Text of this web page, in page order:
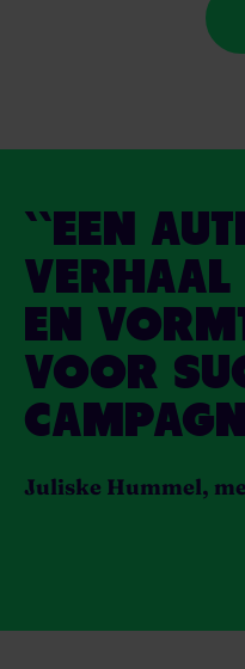
``EEN
VERHAAL
EN
VOOR
Juliske Hummel,